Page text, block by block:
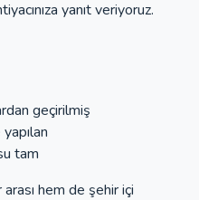
yanıt veriyoruz.
geçirilmiş
tam
hem de şehir içi